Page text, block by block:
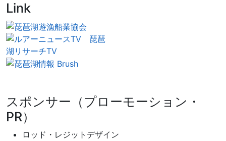
Link
スポンサー（プローモーション・
PR）
ロッド・レジットデザイン